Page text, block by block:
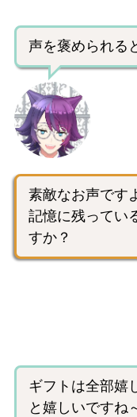
声を褒められる
素敵なお声です
記憶に残ってい
すか？
ギフトは全部嬉
と嬉しいですね